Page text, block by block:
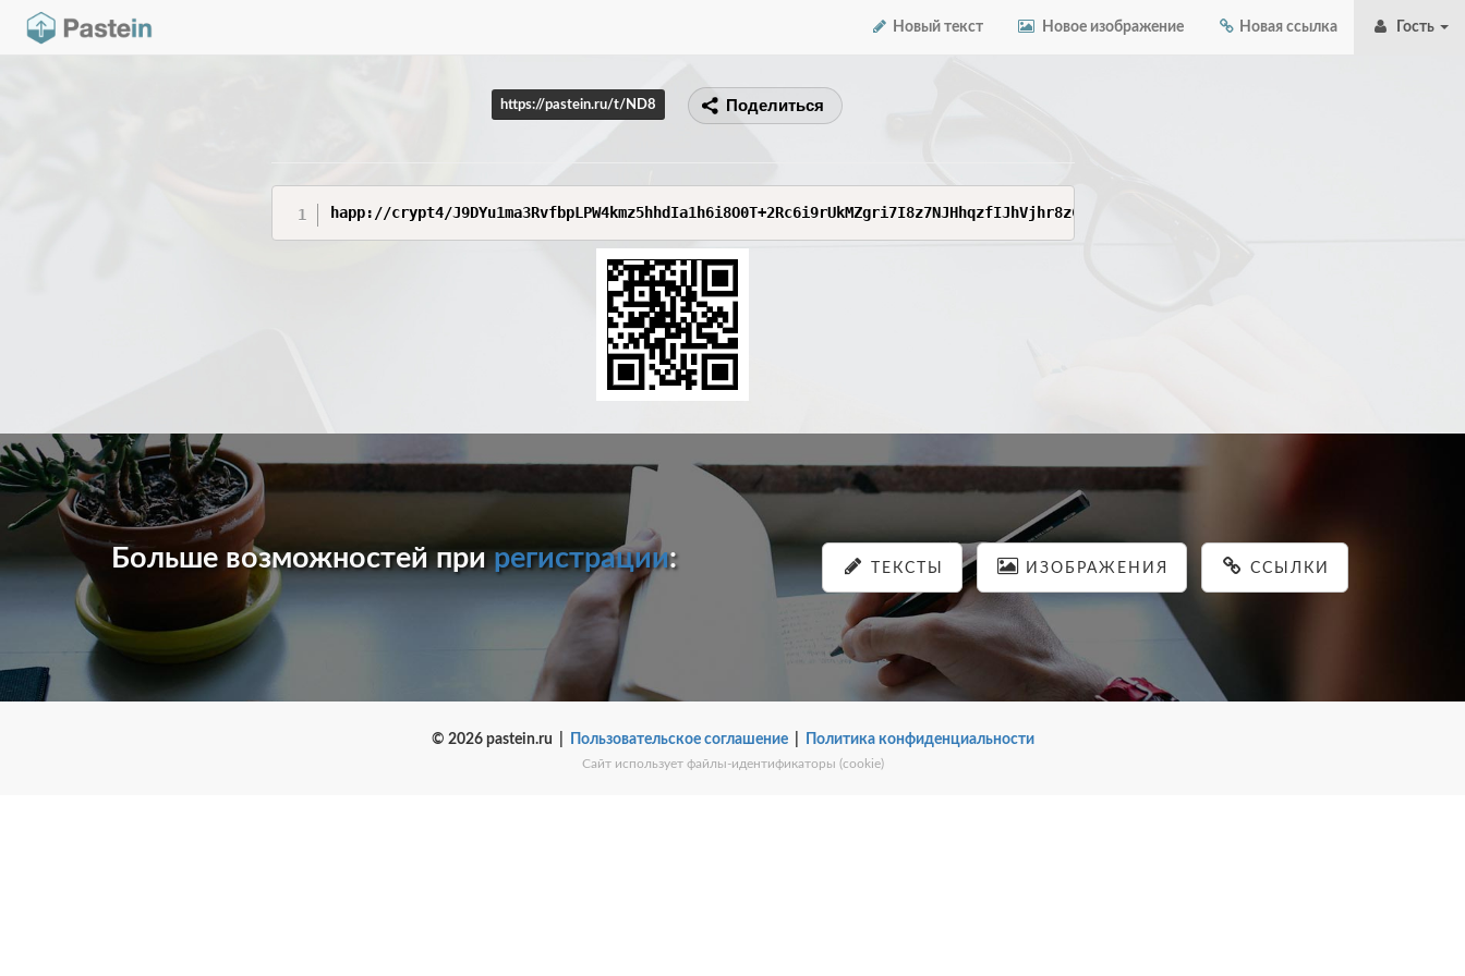
Новый текст Новое изображение Новая ссылка Гость
https://pastein.ru/t/ND8 Поделиться
Больше возможностей прирегистрации: ТЕКСТЫ ИЗОБРАЖЕНИЯ ССЫЛКИ
© 2026 pastein.ru | Пользовательское соглашение| Политика конфиденциальности
Сайт использует файлы-идентификаторы (cookie)